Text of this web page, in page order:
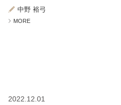
中野 裕弓
MORE
2022.12.01